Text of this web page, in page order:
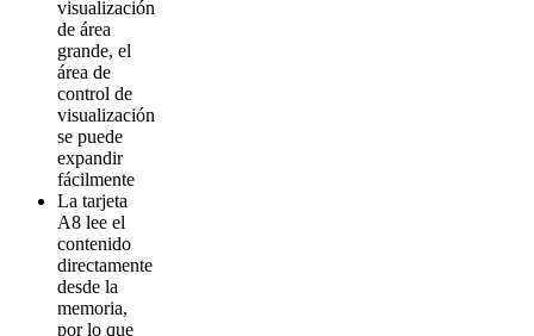
visualización
de área
grande, el
área de
control de
visualización
se puede
expandir
fácilmente
La tarjeta
A8 lee el
contenido
directamente
desde la
memoria,
por lo que